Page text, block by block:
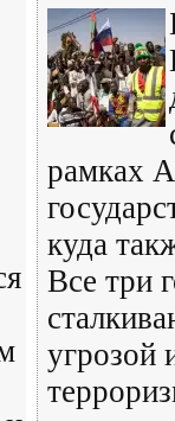
рамках
куда
Все три
угрозой